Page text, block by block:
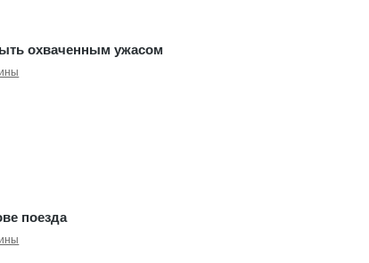
охваченным ужасом
поезда